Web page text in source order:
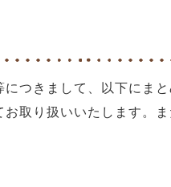
つきまして、以下にま
取り扱いいたします。